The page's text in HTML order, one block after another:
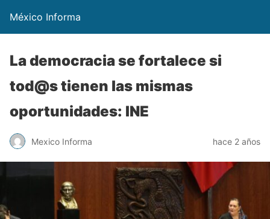
México Informa
La democracia se fortalece si
tod@s tienen las mismas
oportunidades: INE
Mexico Informa hace 2 años